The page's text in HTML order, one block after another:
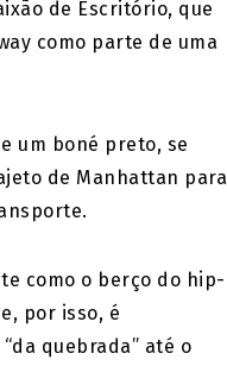
de Escritório, que
como parte de uma
um boné preto, se
de Manhattan para
como o berço do hip-
por isso, é
quebrada” até o